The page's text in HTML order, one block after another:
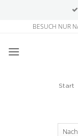
springen
BESUCH NUR
Start